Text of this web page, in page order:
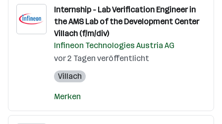
Internship - Lab Verification Engineer in
the AMS Lab of the Development Center
Villach (f/m/div)
Infineon Technologies Austria AG
vor 2 Tagen veröffentlicht
Villach
Merken